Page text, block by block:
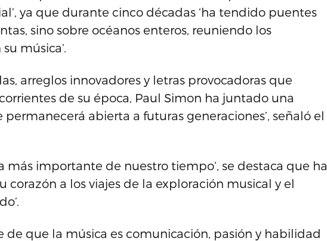
ya que durante cinco décadas ‘ha tendido puentes
sino sobre océanos enteros, reuniendo los
música’.
arreglos innovadores y letras provocadoras que
de su época, Paul Simon ha juntado una
abierta a futuras generaciones’, señaló el
más importante de nuestro tiempo’, se destaca que ha
corazón a los viajes de la exploración musical y el
de que la música es comunicación, pasión y habilidad